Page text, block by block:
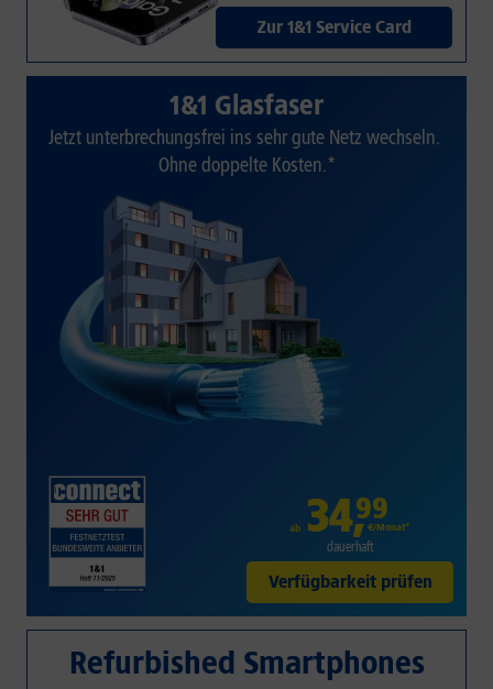
Zur 1&1 Service Card
1&1 Glasfaser
Jetzt unterbrechungsfrei ins sehr gute Netz wechseln.
Ohne doppelte Kosten.*
ab 34,99
€/Monat*
dauerhaft
Verfügbarkeit prüfen
Refurbished Smartphones